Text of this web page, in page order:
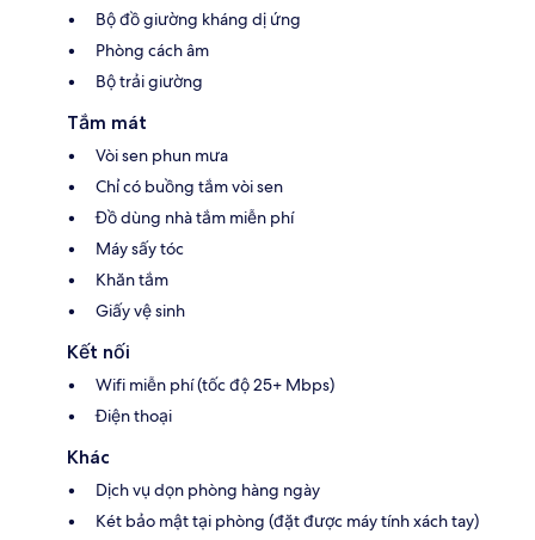
Bộ đồ giường kháng dị ứng
Phòng cách âm
Bộ trải giường
Tắm mát
Vòi sen phun mưa
Chỉ có buồng tắm vòi sen
Đồ dùng nhà tắm miễn phí
Máy sấy tóc
Khăn tắm
Giấy vệ sinh
Kết nối
Wifi miễn phí (tốc độ 25+ Mbps)
Điện thoại
Khác
Dịch vụ dọn phòng hàng ngày
Két bảo mật tại phòng (đặt được máy tính xách tay)